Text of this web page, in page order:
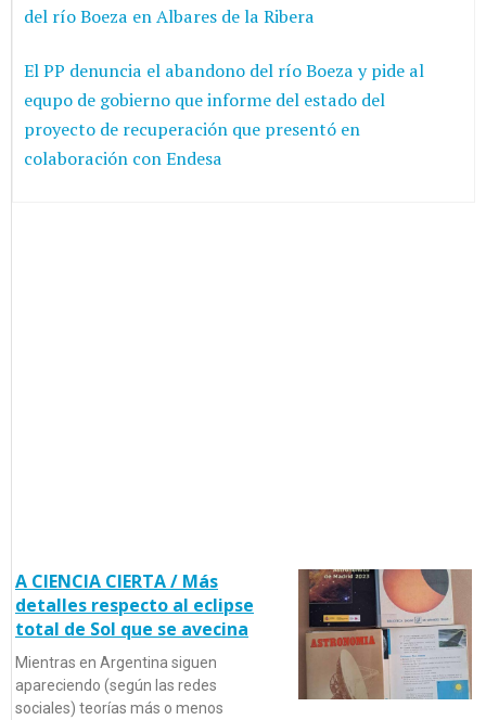
del río Boeza en Albares de la Ribera
El PP denuncia el abandono del río Boeza y pide al
equpo de gobierno que informe del estado del
proyecto de recuperación que presentó en
colaboración con Endesa
A CIENCIA CIERTA / Más
detalles respecto al eclipse
total de Sol que se avecina
Mientras en Argentina siguen
apareciendo (según las redes
sociales) teorías más o menos